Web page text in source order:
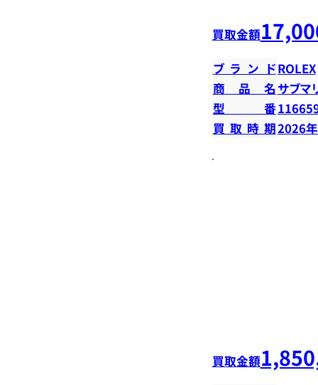
買取金額
ブランドROLEX
商品名 サブマ
型番
買取時期2026
買取金額